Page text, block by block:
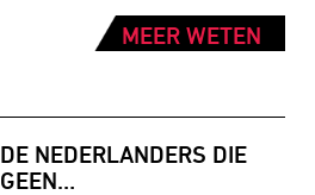
MEER WETEN
DE NEDERLANDERS DIE
GEEN…